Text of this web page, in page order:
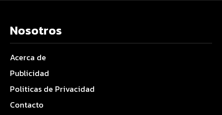
Nosotros
Acerca de
Publicidad
Politicas de Privacidad
Contacto